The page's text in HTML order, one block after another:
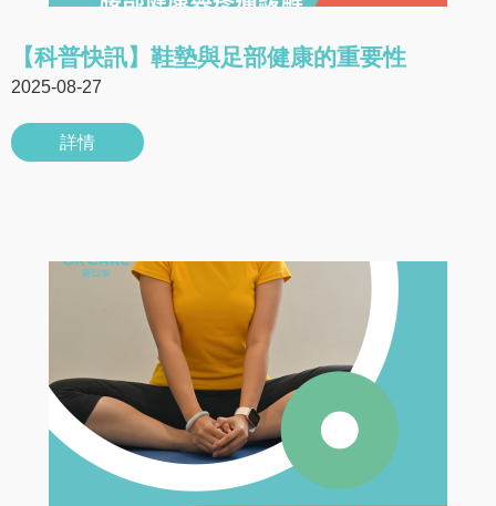
【科普快訊】鞋墊與足部健康的重要性
2025-08-27
詳情